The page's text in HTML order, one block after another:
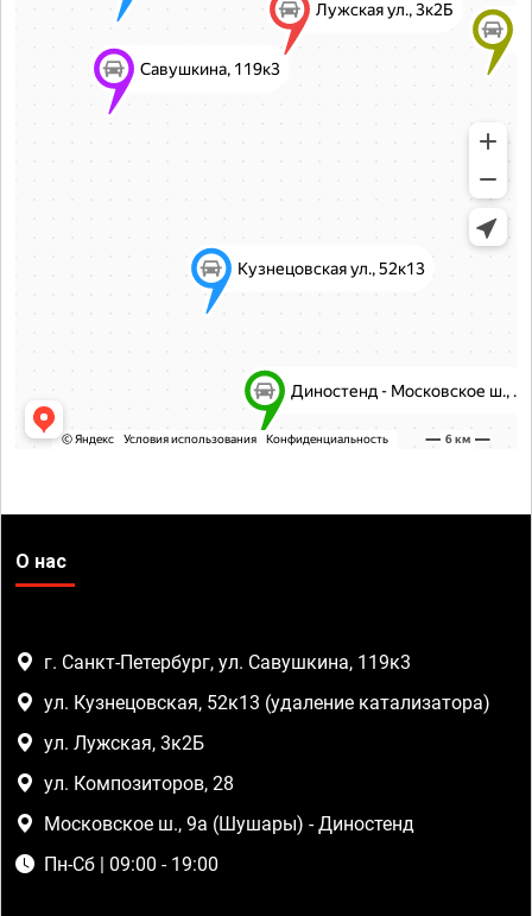
О нас
г. Санкт-Петербург, ул. Савушкина, 119к3
ул. Кузнецовская, 52к13 (удаление катализатора)
ул. Лужская, 3к2Б
ул. Композиторов, 28
Московское ш., 9а (Шушары) - Диностенд
Пн-Сб | 09:00 - 19:00